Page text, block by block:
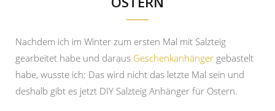
Nachdem ich im Winter zum ersten Mal mit Salzteig
gearbeitet habe und daraus Geschenkanhänger gebastelt
habe, wusste ich: Das wird nicht das letzte Mal sein und
deshalb gibt es jetzt DIY Salzteig Anhänger für Ostern.